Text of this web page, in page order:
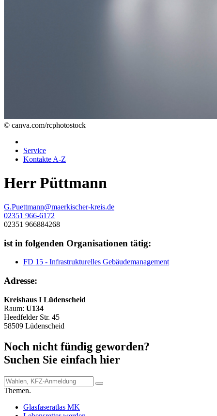
© canva.com/rcphotostock
Service
Kontakte A-Z
Herr Püttmann
G.Puettmann@maerkischer-kreis.de
02351 966-6172
02351 966884268
ist in folgenden Organisationen tätig:
FD 15 - Infrastrukturelles Gebäudemanagement
Adresse:
Kreishaus I Lüdenscheid
Raum: U134
Heedfelder Str. 45
58509 Lüdenscheid
Noch nicht fündig geworden?
Suchen Sie einfach hier
Themen.
Glasfaseratlas MK